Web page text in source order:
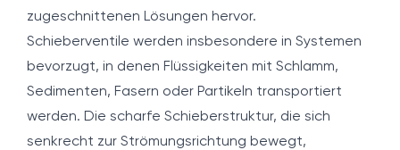
zugeschnittenen Lösungen hervor.
Schieberventile werden insbesondere in Systemen
bevorzugt, in denen Flüssigkeiten mit Schlamm,
Sedimenten, Fasern oder Partikeln transportiert
werden. Die scharfe Schieberstruktur, die sich
senkrecht zur Strömungsrichtung bewegt,